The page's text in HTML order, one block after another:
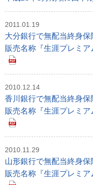
2011.01.19
大分銀行で無配当終身
販売名称『生涯プレミア
2010.12.14
香川銀行で無配当終身
販売名称『生涯プレミア
2010.11.29
山形銀行で無配当終身
販売名称『生涯プレミア